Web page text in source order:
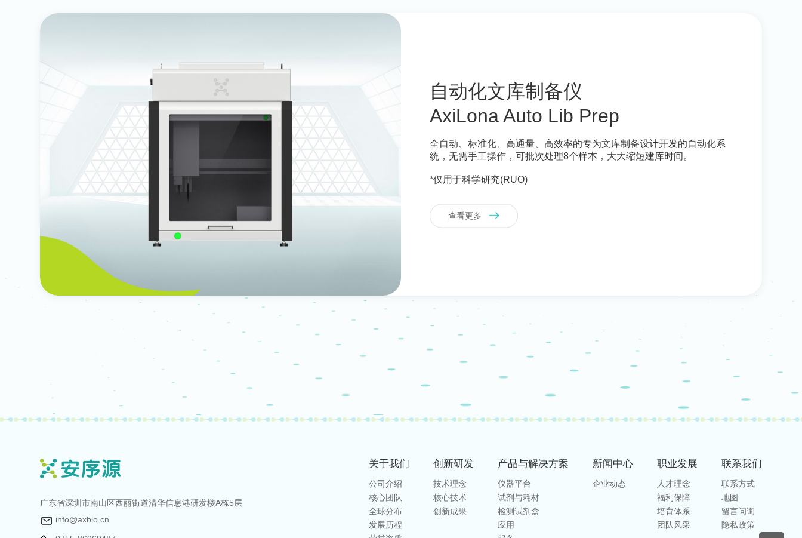
自动化文库制备仪
AxiLona Auto Lib Prep
全自动、标准化、高通量、高效率的专为文库制备设计开发的自动化系
统，无需手工操作，可批次处理8个样本，大大缩短建库时间。
*仅用于科学研究(RUO)
查看更多
广东省深圳市南山区西丽街道清华信息港研发楼A栋5层
info@axbio.cn
关于我们
公司介绍
核心团队
全球分布
发展历程
创新研发
技术理念
核心技术
创新成果
产品与解决方案
仪器平台
试剂与耗材
检测试剂盒
应用
新闻中⼼
企业动态
职业发展
人才理念
福利保障
培育体系
团队风采
联系我们
联系方式
地图
留言问询
隐私政策